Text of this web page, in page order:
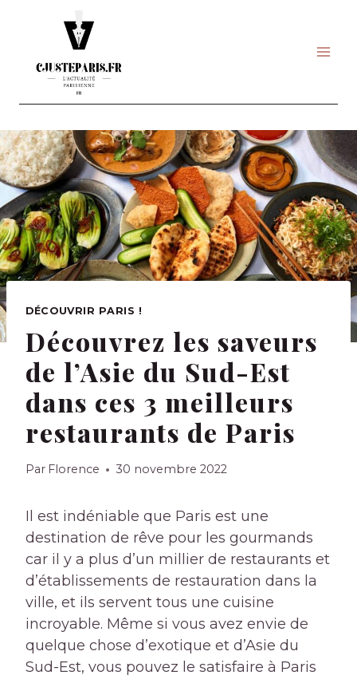
DÉCOUVRIR PARIS !
Découvrez les saveurs
de l’Asie du Sud-Est
dans ces 3 meilleurs
restaurants de Paris
Par Florence 30 novembre 2022
Il est indéniable que Paris est une
destination de rêve pour les gourmands
car il y a plus d’un millier de restaurants et
d’établissements de restauration dans la
ville, et ils servent tous une cuisine
incroyable. Même si vous avez envie de
quelque chose d’exotique et d’Asie du
Sud-Est, vous pouvez le satisfaire à Paris